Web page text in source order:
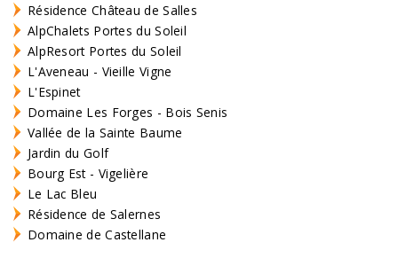
Résidence Château de Salles
AlpChalets Portes du Soleil
AlpResort Portes du Soleil
L'Aveneau - Vieille Vigne
L'Espinet
Domaine Les Forges - Bois Senis
Vallée de la Sainte Baume
Jardin du Golf
Bourg Est - Vigelière
Le Lac Bleu
Résidence de Salernes
Domaine de Castellane